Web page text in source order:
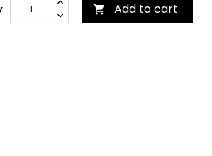
 Add to cart